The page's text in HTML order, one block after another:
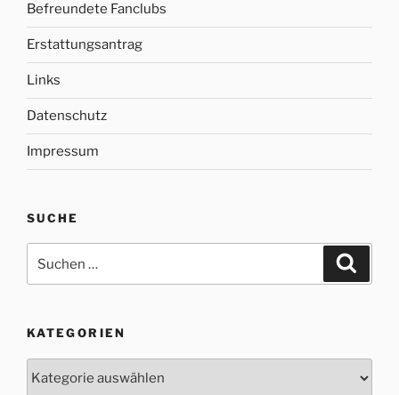
Befreundete Fanclubs
Erstattungsantrag
Links
Datenschutz
Impressum
SUCHE
nach:
KATEGORIEN